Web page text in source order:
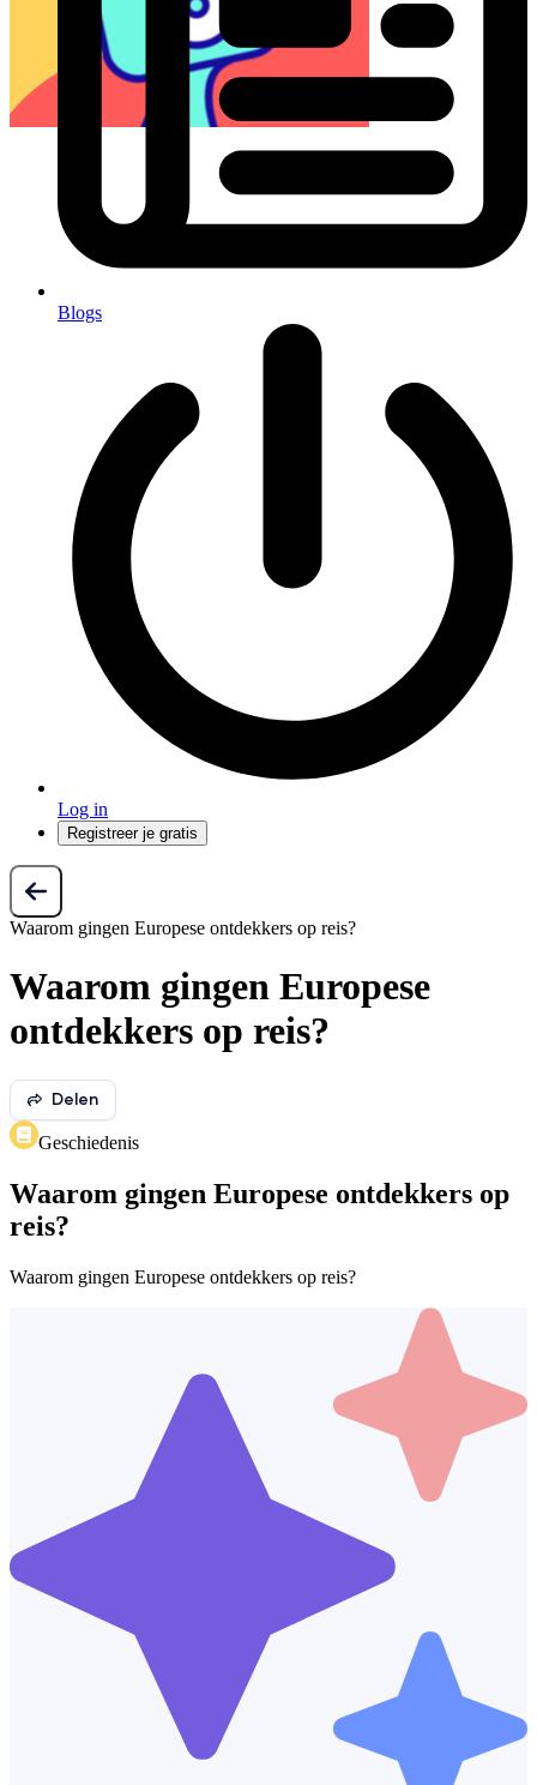
Blogs
Log in
Registreer je gratis
Waarom gingen Europese ontdekkers op reis?
Waarom gingen Europese
ontdekkers op reis?
Delen
Geschiedenis
Waarom gingen Europese ontdekkers op
reis?
Waarom gingen Europese ontdekkers op reis?